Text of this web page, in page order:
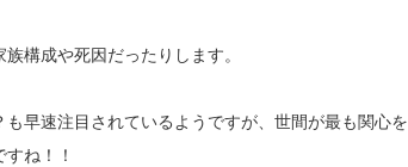
構成や死因だったりします。
早速注目されているようですが、世間が最も関心を
ね！！